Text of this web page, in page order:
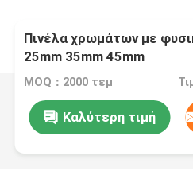
Πινέλα χρωμάτων με
25mm 35mm 45mm
MOQ：2000 τεμ
Καλύτερη τιμή